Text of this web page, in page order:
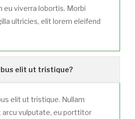
viverra lobortis. Morbi
ultricies, elit lorem eleifend
elit ut tristique?
elit ut tristique. Nullam
vulputate, eu porttitor